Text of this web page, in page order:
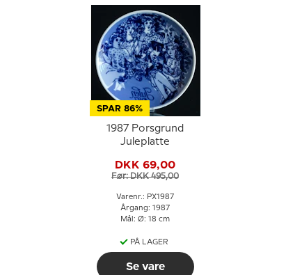
SPAR 86%
1987 Porsgrund
Juleplatte
DKK 69,00
Før: DKK 495,00
Varenr.: PX1987
Årgang: 1987
Mål: Ø: 18 cm
PÅ LAGER
Se vare